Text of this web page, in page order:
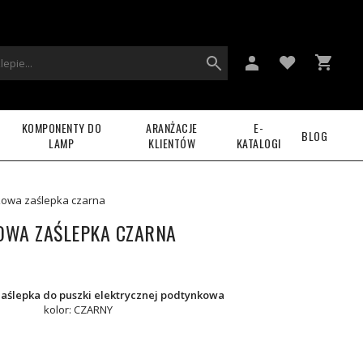
KOMPONENTY DO
LAMP
ARANŻACJE
KLIENTÓW
E-
KATALOGI
BLOG
zaślepka czarna
ZAŚLEPKA CZARNA
do puszki elektrycznej podtynkowa
kolor: CZARNY